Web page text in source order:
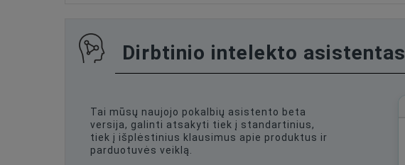
Dirbtinio intelekto asistentas
Tai mūsų naujojo pokalbių asistento beta
versija, galinti atsakyti tiek į standartinius,
tiek į išplėstinius klausimus apie produktus ir
parduotuvės veiklą.